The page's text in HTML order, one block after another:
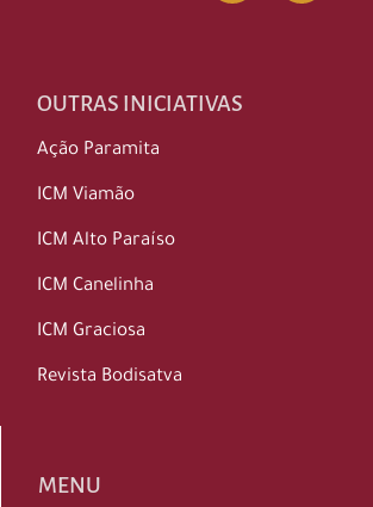
OUTRAS INICIATIVAS
Ação Paramita
ICM Viamão
ICM Alto Paraíso
ICM Canelinha
ICM Graciosa
Revista Bodisatva
MENU